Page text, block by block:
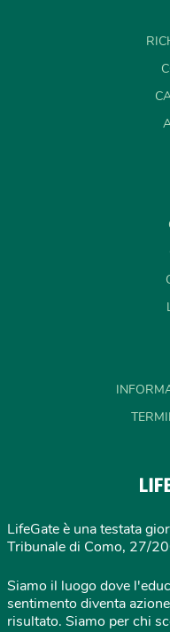
LifeGate è una testata
Tribunale di Como, 27/
Siamo il luogo dove
sentimento diventa
risultato. Siamo per chi